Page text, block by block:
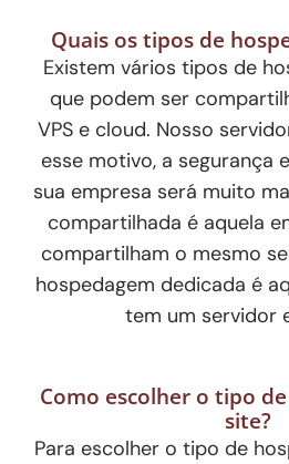
Quais os tipos de
Existem vários tipos de
que podem ser
VPS e cloud. Nosso
esse motivo, a segurança
sua empresa será muito
compartilhada é aquela
compartilham o mesmo
hospedagem dedicada é
tem um servidor
Como escolher o tipo
site?
Para escolher o tipo de